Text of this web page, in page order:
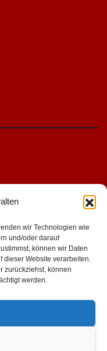
wir Technologien wie
und/oder darauf
können wir Daten
dieser Website verarbeiten.
zurückziehst, können
werden.